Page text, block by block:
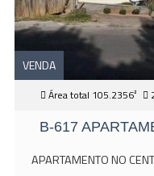
VENDA
Área total 105.2356²
B-617
APARTAMENTO NO